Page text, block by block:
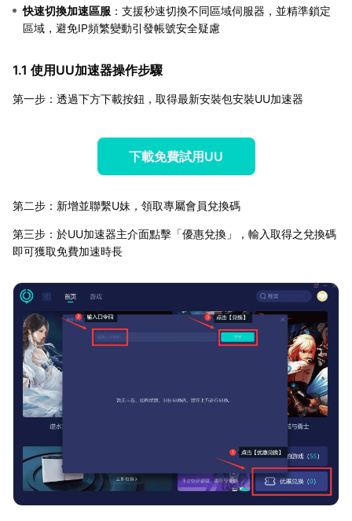
快速切換加速區服 ：支援秒速切換不同區域伺服器，並精準鎖定
區域，避免IP頻繁變動引發帳號安全疑慮
1.1 使用UU加速器操作步驟
第一步：透過下方下載按鈕，取得最新安裝包安裝UU加速器
下載免費試用UU
第二步：新增並聯繫U妹，領取專屬會員兌換碼
第三步：於UU加速器主介面點擊「優惠兌換」，輸入取得之兌換碼
即可獲取免費加速時長